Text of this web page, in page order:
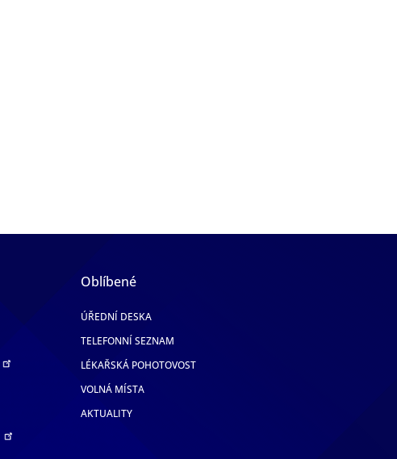
Oblíbené
ÚŘEDNÍ DESKA
TELEFONNÍ SEZNAM
LÉKAŘSKÁ POHOTOVOST
VOLNÁ MÍSTA
AKTUALITY